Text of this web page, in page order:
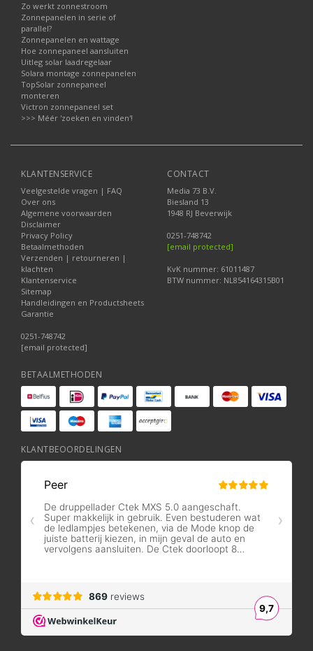
Zo werkt zonnestroom
Zonnepanelen in serie of
parallel?
Zonnepanelen en wattage
Hoe zonnepaneel aansluiten
Uitleg solar laadregelaar
Solara montage zonnepanelen
TopSolar zonnepaneel
monteren
Victron zonnepaneel set
>>> Méér 'zoeken en vinden'!
KLANTENSERVICE
Veelgestelde vragen | FAQ
Over ons
Algemene voorwaarden
Disclaimer
Privacy Policy
Betaalmethoden
Verzenden | retourneren |
klachten
Klantenservice
Sitemap
Handleidingen en Productsheets
Garantie
0251-748742
[email protected]
CONTACT
Media 73 B.V.
Biesland 13
1948 RJ Beverwijk
0251-748742
[email protected]
KvK nummer: 61011487
BTW nummer: NL854164315B01
BETAALMETHODEN
KLANTBEOORDELINGEN